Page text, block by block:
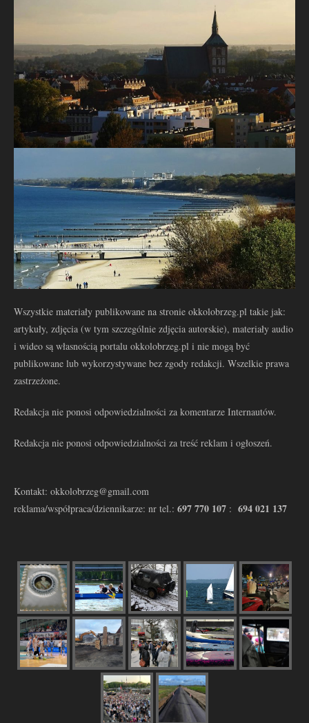
Wszystkie materiały publikowane na stronie okkolobrzeg.pl takie jak:
artykuły, zdjęcia (w tym szczególnie zdjęcia autorskie), materiały audio
i wideo są własnością portalu okkolobrzeg.pl i nie mogą być
publikowane lub wykorzystywane bez zgody redakcji. Wszelkie prawa
zastrzeżone.
Redakcja nie ponosi odpowiedzialności za komentarze Internautów.
Redakcja nie ponosi odpowiedzialności za treść reklam i ogłoszeń.
Kontakt: okkolobrzeg@gmail.com
reklama/współpraca/dziennikarze: nr tel.: 697 770 107 : 694 021 137